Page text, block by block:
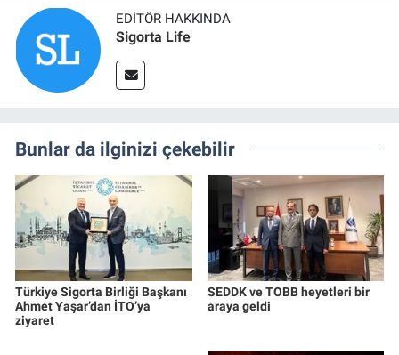
EDITÖR HAKKINDA
Sigorta Life
Bunlar da ilginizi çekebilir
Türkiye Sigorta Birliği Başkanı
Ahmet Yaşar’dan İTO’ya
ziyaret
SEDDK ve TOBB heyetleri bir
araya geldi